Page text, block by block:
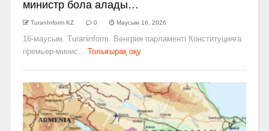
министр бола алады…
TuranInform KZ 0 Маусым 16, 2026
16-маусым. Turaninform. Венгрия парламенті Конституцияға
премьер-минис...
Толығырақ оқу